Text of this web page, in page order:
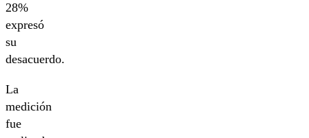
28%
expresó
su
desacuerdo.
La
medición
fue